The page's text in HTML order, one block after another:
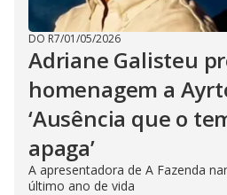
DO R7/01/05/2026
Adriane Galisteu
homenagem a
‘Ausência que o
apaga’
A apresentadora de A Fazenda
último ano de vida